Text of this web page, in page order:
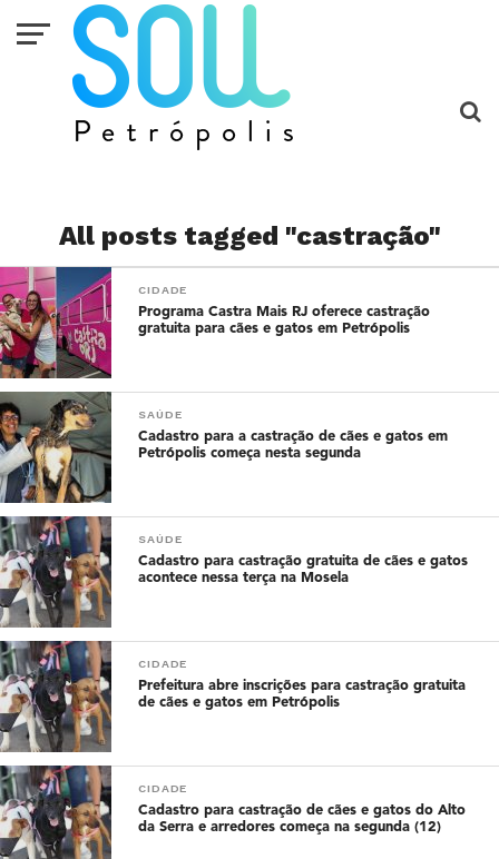
All posts tagged "castração"
CIDADE
Programa Castra Mais RJ oferece castração
gratuita para cães e gatos em Petrópolis
SAÚDE
Cadastro para a castração de cães e gatos em
Petrópolis começa nesta segunda
SAÚDE
Cadastro para castração gratuita de cães e gatos
acontece nessa terça na Mosela
CIDADE
Prefeitura abre inscrições para castração gratuita
de cães e gatos em Petrópolis
CIDADE
Cadastro para castração de cães e gatos do Alto
da Serra e arredores começa na segunda (12)